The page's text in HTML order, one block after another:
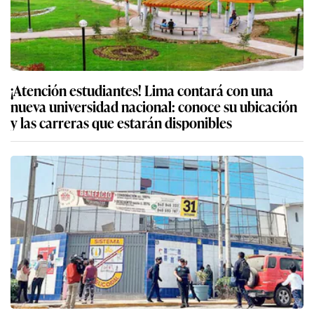
¡Atención estudiantes! Lima contará con una
nueva universidad nacional: conoce su ubicación
y las carreras que estarán disponibles